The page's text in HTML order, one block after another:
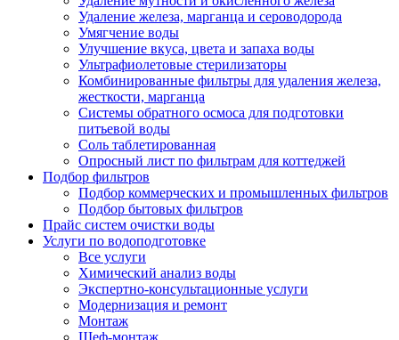
Удаление железа, марганца и сероводорода
Умягчение воды
Улучшение вкуса, цвета и запаха воды
Ультрафиолетовые стерилизаторы
Комбинированные фильтры для удаления железа,
жесткости, марганца
Системы обратного осмоса для подготовки
питьевой воды
Соль таблетированная
Опросный лист по фильтрам для коттеджей
Подбор фильтров
Подбор коммерческих и промышленных фильтров
Подбор бытовых фильтров
Прайс систем очистки воды
Услуги по водоподготовке
Все услуги
Химический анализ воды
Экспертно-консультационные услуги
Модернизация и ремонт
Монтаж
Шеф-монтаж